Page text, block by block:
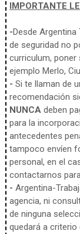
IMPORTANTE
-Desde
de seguridad no
curriculum,
ejemplo Merlo,
- Si te llaman de
recomendación
NUNCAdeben
para la
antecedentes
tampoco envíen
personal, en el
contactarnos
- Argentina-
agencia, ni
de ninguna
quedará a criterio